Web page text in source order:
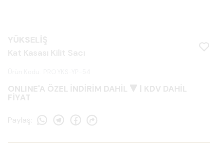
ONLINE'A ÖZEL İNDİRİM DAHİL 🔻 | KDV DAHİL
FİYAT
Paylaş